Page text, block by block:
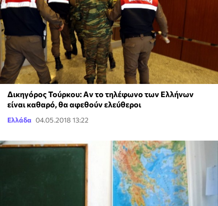
Δικηγόρος Τούρκου: Aν το τηλέφωνο των Ελλήνων
είναι καθαρό, θα αφεθούν ελεύθεροι
Ελλάδα 04.05.2018 13:22